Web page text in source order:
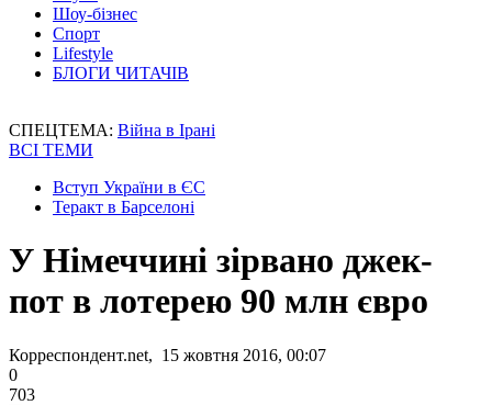
Шоу-бізнес
Спорт
Lifestyle
БЛОГИ ЧИТАЧІВ
СПЕЦТЕМА: Війна в Ірані
ВСІ ТЕМИ
Вступ України в ЄС
Теракт в Барселоні
У Німеччині зірвано джек-
пот в лотерею 90 млн євро
Корреспондент.net, 15 жовтня 2016, 00:07
0
703